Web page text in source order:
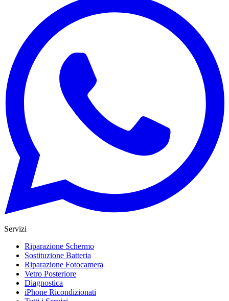
Servizi
Riparazione Schermo
Sostituzione Batteria
Riparazione Fotocamera
Vetro Posteriore
Diagnostica
iPhone Ricondizionati